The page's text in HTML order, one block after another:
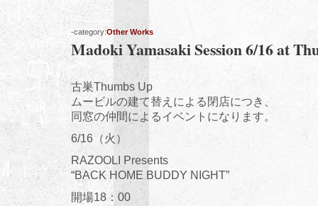
-category:Other Works
Madoki Yamasaki Session 6/16 at
古巣Thumbs Up
ムービルの建て替えによる閉店につき、
同窓の仲間によるイベントになります。
6/16（火）
RAZOOLI Presents
“BACK HOME BUDDY NIGHT”
開場18：00